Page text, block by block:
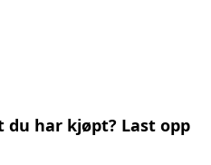
har kjøpt? Last opp